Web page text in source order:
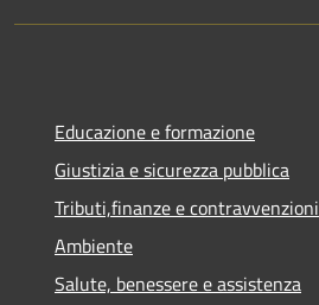
Educazione e formazione
Giustizia e sicurezza pubblica
Tributi,finanze e contravvenzioni
Ambiente
Salute, benessere e assistenza